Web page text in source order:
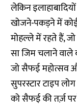
लेकिन
खोजने-पकड़ने में कोई
मोहल्ले में रहते हैं,
सा जिम चलाने
जो सैफई महोत्सव
सुपरस्टार टाइप
को सैफई की तर्ज़